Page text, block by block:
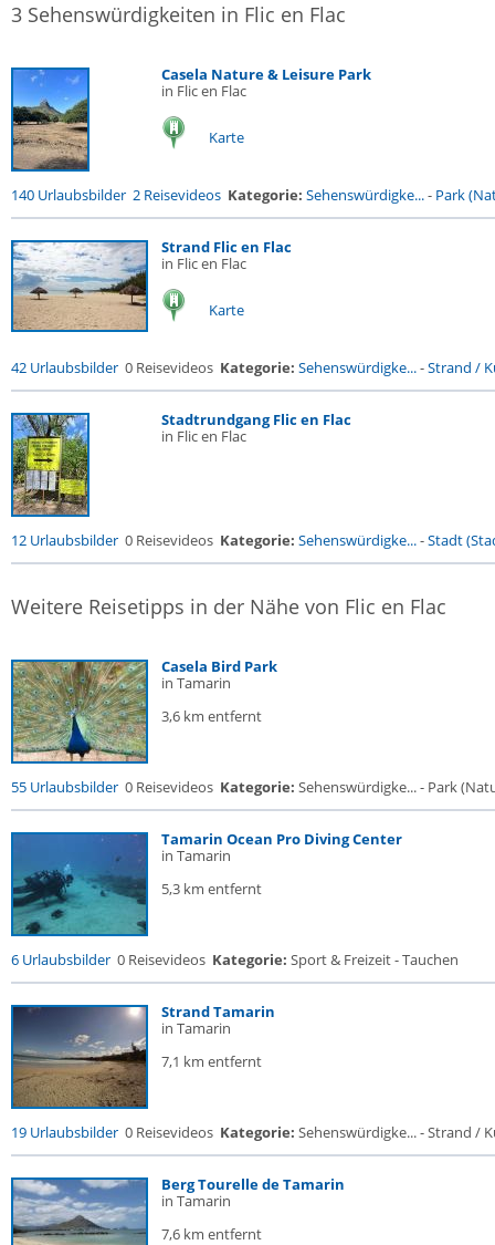
3 Sehenswürdigkeiten in Flic en Flac
Casela Nature & Leisure Park
in Flic en Flac
Karte
140 Urlaubsbilder 2 Reisevideos Kategorie: Sehenswürdigke...- Park
Strand Flic en Flac
in Flic en Flac
Karte
42 Urlaubsbilder 0 Reisevideos Kategorie: Sehenswürdigke...-Strand /
Stadtrundgang Flic en Flac
in Flic en Flac
12 Urlaubsbilder 0 Reisevideos Kategorie: Sehenswürdigke...-Stadt
Weitere Reisetipps in der Nähe von Flic en Flac
Casela Bird Park
in Tamarin
3,6 km entfernt
55 Urlaubsbilder 0 Reisevideos Kategorie: Sehenswürdigke... - Park
Tamarin Ocean Pro Diving Center
in Tamarin
5,3 km entfernt
6 Urlaubsbilder 0 Reisevideos Kategorie: Sport & Freizeit - Tauchen
Strand Tamarin
in Tamarin
7,1 km entfernt
19 Urlaubsbilder 0 Reisevideos Kategorie: Sehenswürdigke... - Strand /
Berg Tourelle de Tamarin
in Tamarin
7,6 km entfernt